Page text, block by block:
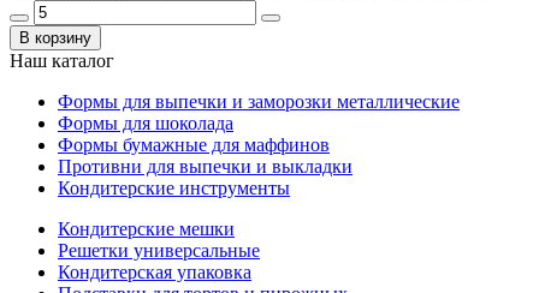
В корзину
Наш каталог
Формы для выпечки и заморозки металлические
Формы для шоколада
Формы бумажные для маффинов
Противни для выпечки и выкладки
Кондитерские инструменты
Кондитерские мешки
Решетки универсальные
Кондитерская упаковка